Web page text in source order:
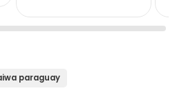
paraguay